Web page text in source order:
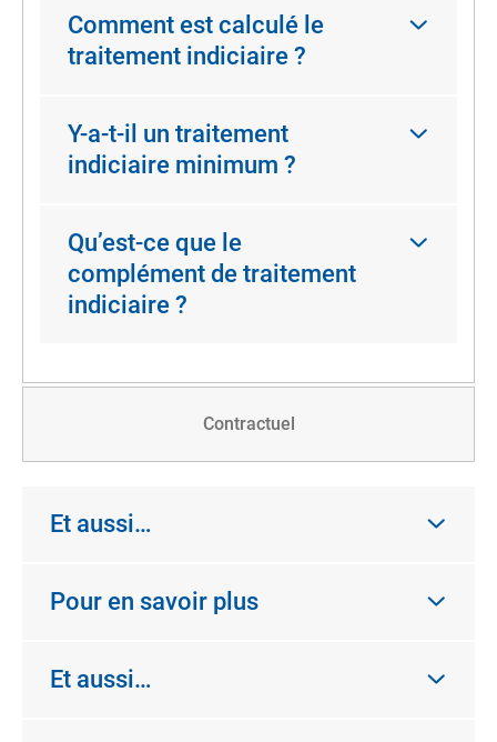
Comment est calculé le
traitement indiciaire ?
Y-a-t-il un traitement
indiciaire minimum ?
Qu’est-ce que le
complément de traitement
indiciaire ?
Contractuel
Et aussi…
Pour en savoir plus
Et aussi…